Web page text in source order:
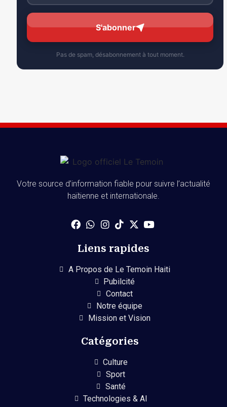
S'abonner
Pas de spam, désabonnement à tout moment.
Votre source d’information fiable pour suivre l’actualité
haïtienne et internationale.
Liens rapides
A Propos de Le Temoin Haiti
Pubilcité
Contact
Notre équipe
Mission et Vision
Catégories
Culture
Sport
Santé
Technologies & AI